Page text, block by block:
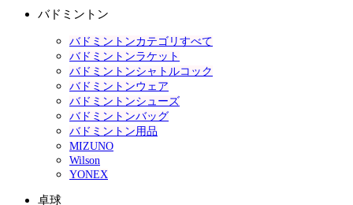
バドミントン
バドミントンカテゴリすべて
バドミントンラケット
バドミントンシャトルコック
バドミントンウェア
バドミントンシューズ
バドミントンバッグ
バドミントン用品
MIZUNO
Wilson
YONEX
卓球